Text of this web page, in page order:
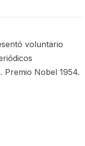
voluntario
Premio Nobel 1954.